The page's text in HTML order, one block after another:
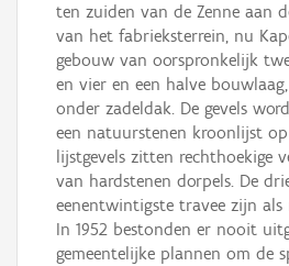
ten zuiden van de Zenne aan
van het fabrieksterrein, nu
gebouw van oorspronkelijk
en vier en een halve
onder zadeldak. De gevels
een natuurstenen kroonlijst
lijstgevels zitten rechthoekige
van hardstenen dorpels. De
eenentwintigste travee zijn
In 1952 bestonden er nooit
gemeentelijke plannen om de